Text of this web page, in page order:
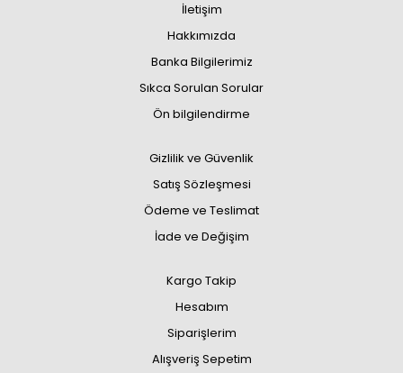
İletişim
Hakkımızda
Banka Bilgilerimiz
Sıkca Sorulan Sorular
Ön bilgilendirme
Gizlilik ve Güvenlik
Satış Sözleşmesi
Ödeme ve Teslimat
İade ve Değişim
Kargo Takip
Hesabım
Siparişlerim
Alışveriş Sepetim